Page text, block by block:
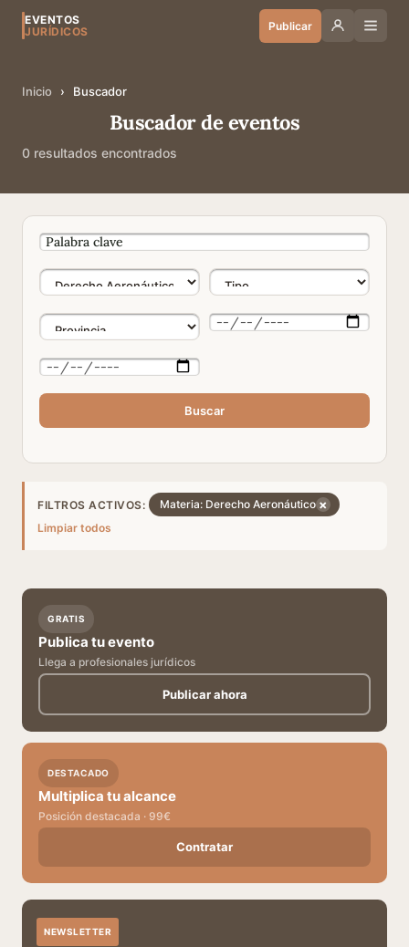
EVENTOS
JURÍDICOS
Publicar
Inicio › Buscador
Buscador de eventos
0 resultados encontrados
Buscar
FILTROS ACTIVOS: Materia: Derecho Aeronáutico ×
Limpiar todos
GRATIS
Publica tu evento
Llega a profesionales jurídicos
Publicar ahora
DESTACADO
Multiplica tu alcance
Posición destacada · 99€
Contratar
NEWSLETTER